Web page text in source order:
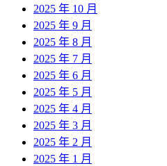
2025 年 10 月
2025 年 9 月
2025 年 8 月
2025 年 7 月
2025 年 6 月
2025 年 5 月
2025 年 4 月
2025 年 3 月
2025 年 2 月
2025 年 1 月